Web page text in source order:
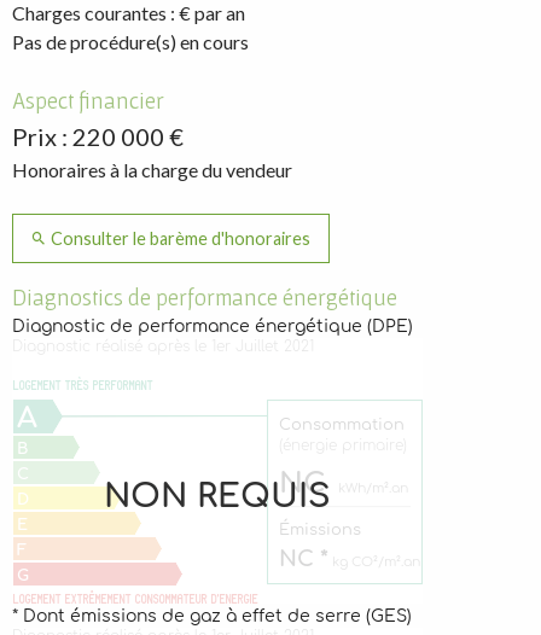
Charges courantes : € par an
Pas de procédure(s) en cours
Aspect financier
Prix : 220 000 €
Honoraires à la charge du vendeur
Consulter le barème d'honoraires
Diagnostics de performance énergétique